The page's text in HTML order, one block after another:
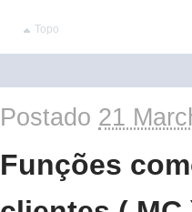
Topo
Postado 21
Funções